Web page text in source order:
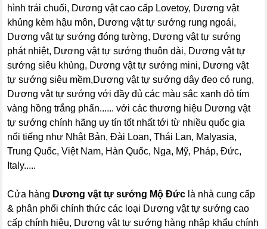
hình trái chuối, Dương vật cao cấp Lovetoy, Dương vật
khủng kèm hậu môn, Dương vật tự sướng rung ngoái,
Dương vật tự sướng đóng tường, Dương vật tự sướng
phát nhiệt, Dương vật tự sướng thuôn dài, Dương vật tự
sướng siêu khủng, Dương vật tự sướng mini, Dương vật
tự sướng siêu mềm,Dương vật tự sướng dây đeo có rung,
Dương vật tự sướng với đầy đủ các màu sắc xanh đỏ tím
vàng hồng trắng phấn...... với các thương hiệu Dương vật
tự sướng chính hãng uy tín tốt nhất tới từ nhiều quốc gia
nổi tiếng như Nhật Bản, Đài Loan, Thái Lan, Malyasia,
Trung Quốc, Việt Nam, Hàn Quốc, Nga, Mỹ, Pháp, Đức,
Italy.....
Cửa hàng Dương vật tự sướng Mộ Đức là nhà cung cấp
& phân phối chính thức các loại Dương vật tự sướng cao
cấp chính hiệu, Dương vật tự sướng hàng nhập khẩu chính